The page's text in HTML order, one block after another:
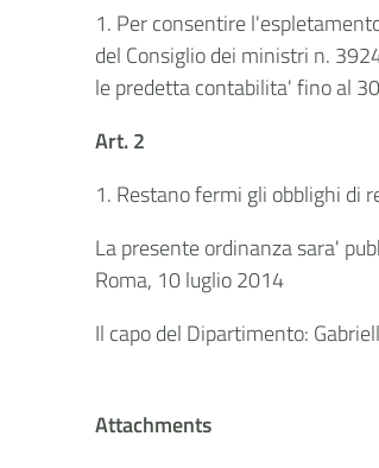
1. Per consentire
del Consiglio dei ministri n.
le predetta contabilita' fino al
Art. 2
1. Restano fermi gli obblighi di
La presente ordinanza sara'
Roma, 10 luglio 2014
Il capo del Dipartimento:
Attachments